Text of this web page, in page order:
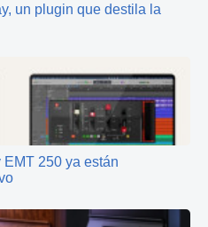
un plugin que destila la
250 ya están